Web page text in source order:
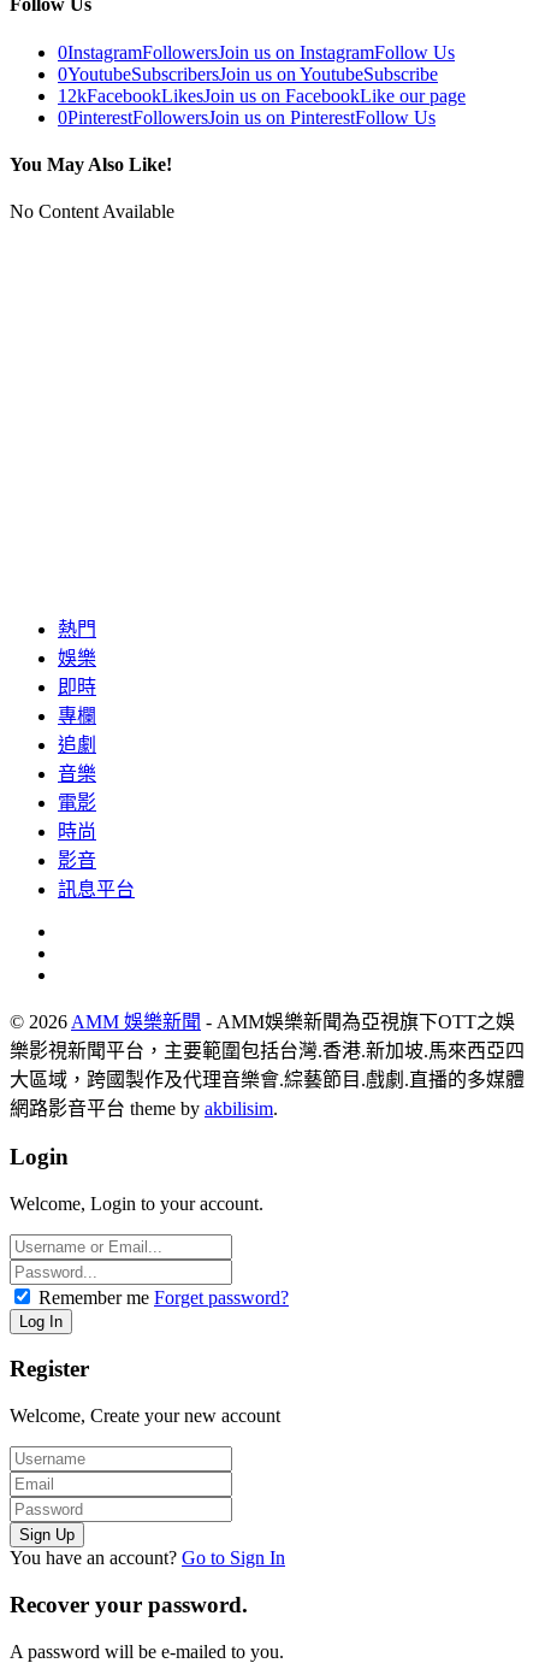
Follow Us
0InstagramFollowersJoin us on InstagramFollow Us
0YoutubeSubscribersJoin us on YoutubeSubscribe
12kFacebookLikesJoin us on FacebookLike our page
0PinterestFollowersJoin us on PinterestFollow Us
You May Also Like!
No Content Available
熱門
娛樂
即時
專欄
追劇
音樂
電影
時尚
影音
訊息平台
© 2026 AMM 娛樂新聞 - AMM娛樂新聞為亞視旗下OTT之娛
樂影視新聞平台，主要範圍包括台灣.香港.新加坡.馬來西亞四
大區域，跨國製作及代理音樂會.綜藝節目.戲劇.直播的多媒體
網路影音平台 theme by akbilisim.
Login
Welcome, Login to your account.
Remember me Forget password?
Register
Welcome, Create your new account
You have an account? Go to Sign In
Recover your password.
A password will be e-mailed to you.